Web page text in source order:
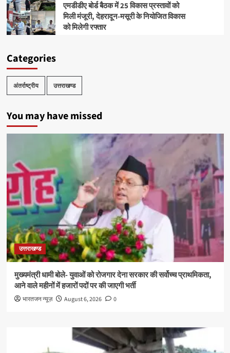
एमडीडीए बोर्ड बैठक में 25 विकास प्रस्तावों को
मिली मंजूरी, देहरादून-मसूरी के नियोजित विकास
को मिलेगी रफ्तार
Categories
अंतर्राष्ट्रीय उत्तराखण्ड
You may have missed
उत्तराखण्ड
मुख्यमंत्री धामी बोले- युवाओं को रोजगार देना सरकार की सर्वोच्च प्राथमिकता,
आने वाले महीनों में हजारों पदों पर की जाएगी भर्ती
भारतजन न्यूज़ August 6, 2026 0